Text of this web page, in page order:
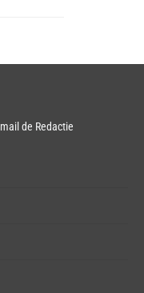
mail de Redactie